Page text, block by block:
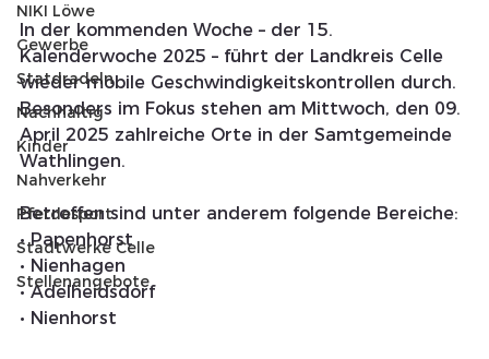
NIKI Löwe
Gewerbe
Statdradeln
Nachhaltig
Kinder
Nahverkehr
Pferdesport
Stadtwerke Celle
Stellenangebote
In der kommenden Woche – der 15.
Kalenderwoche 2025 – führt der Landkreis Celle
wieder mobile Geschwindigkeitskontrollen durch.
Besonders im Fokus stehen am Mittwoch, den 09.
April 2025 zahlreiche Orte in der Samtgemeinde
Wathlingen.
Betroffen sind unter anderem folgende Bereiche:
• Papenhorst
• Nienhagen
• Adelheidsdorf
• Nienhorst